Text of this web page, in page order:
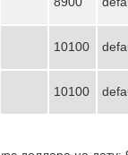
10100
10100